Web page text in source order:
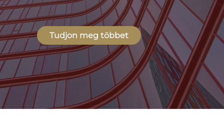
Tudjon meg többet